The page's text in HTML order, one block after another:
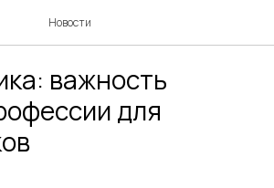
Новости
важность
для